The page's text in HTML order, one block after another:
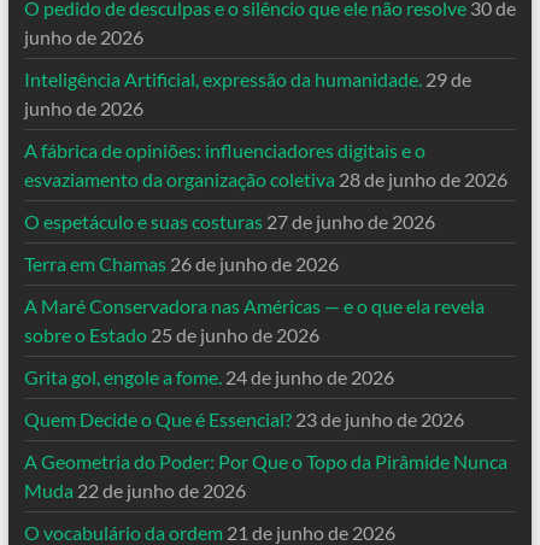
O pedido de desculpas e o silêncio que ele não resolve 30 de
junho de 2026
Inteligência Artificial, expressão da humanidade. 29 de
junho de 2026
A fábrica de opiniões: influenciadores digitais e o
esvaziamento da organização coletiva 28 de junho de 2026
O espetáculo e suas costuras 27 de junho de 2026
Terra em Chamas 26 de junho de 2026
A Maré Conservadora nas Américas — e o que ela revela
sobre o Estado 25 de junho de 2026
Grita gol, engole a fome. 24 de junho de 2026
Quem Decide o Que é Essencial? 23 de junho de 2026
A Geometria do Poder: Por Que o Topo da Pirâmide Nunca
Muda 22 de junho de 2026
O vocabulário da ordem 21 de junho de 2026